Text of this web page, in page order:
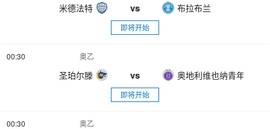
米德法特 vs 布拉布兰
即将开始
00:30 奥乙
圣珀尔滕 vs 奥地利维也纳青年队
即将开始
00:30 奥乙